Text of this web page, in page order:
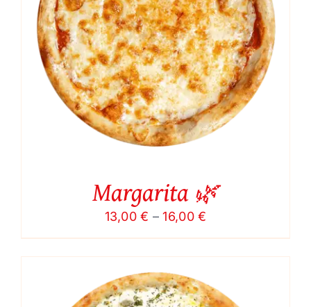
Margarita 🌿
13,00€ – 16,00€
range:
13,00 €
16,00 €